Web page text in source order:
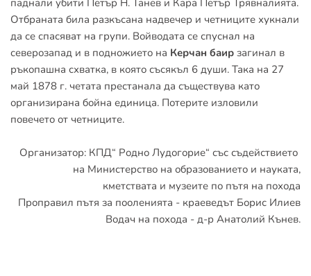
паднали убити Петър Н. Танев и Кара Петър Трявналията.
Отбраната била разкъсана надвечер и четниците хукнали
да се спасяват на групи. Войводата се спуснал на
северозапад и в подножието на Керчан баир загинал в
ръкопашна схватка, в която съсякъл 6 души. Така на 27
май 1878 г. четата престанала да съществува като
организирана бойна единица. Потерите изловили
повечето от четниците.
Организатор: КПД“ Родно Лудогорие“ със съдействието
на Министерство на образованието и науката,
кметствата и музеите по пътя на похода
Проправил пътя за пооленията - краеведът Борис Илиев
Водач на похода - д-р Анатолий Кънев.